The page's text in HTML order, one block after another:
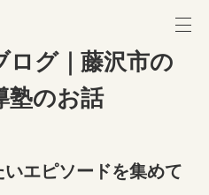
ログ｜藤沢市の
塾のお話
エピソードを集めて